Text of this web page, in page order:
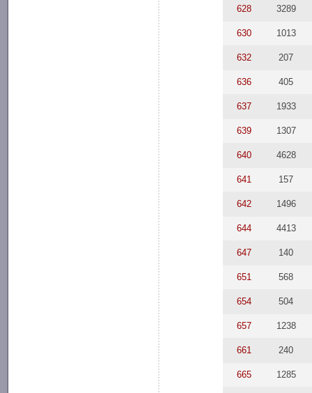
628 3289
630 1013
632 207
636 405
637 1933
639 1307
640 4628
641 157
642 1496
644 4413
647 140
651 568
654 504
657 1238
661 240
665 1285